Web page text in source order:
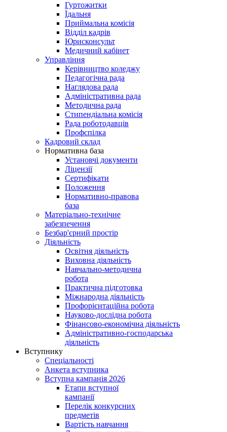
Гуртожитки
Їдальня
Приймальна комісія
Відділ кадрів
Юрисконсульт
Медичний кабінет
Управління
Керівництво коледжу
Педагогічна рада
Наглядова рада
Адміністративна рада
Методична рада
Стипендіальна комісія
Рада роботодавців
Профспілка
Кадровий склад
Нормативна база
Установчі документи
Ліцензії
Сертифікати
Положення
Нормативно-правова
база
Матеріально-технічне
забезпечення
Безбар'єрний простір
Діяльність
Освітня діяльність
Виховна діяльність
Навчально-методична
робота
Практична підготовка
Міжнародна діяльність
Профорієнтаційна робота
Науково-дослідна робота
Фінансово-економічна діяльність
Адміністративно-господарська
діяльність
Вступнику
Спеціальності
Анкета вступника
Вступна кампанія 2026
Етапи вступної
кампанії
Перелік конкурсних
предметів
Вартість навчання